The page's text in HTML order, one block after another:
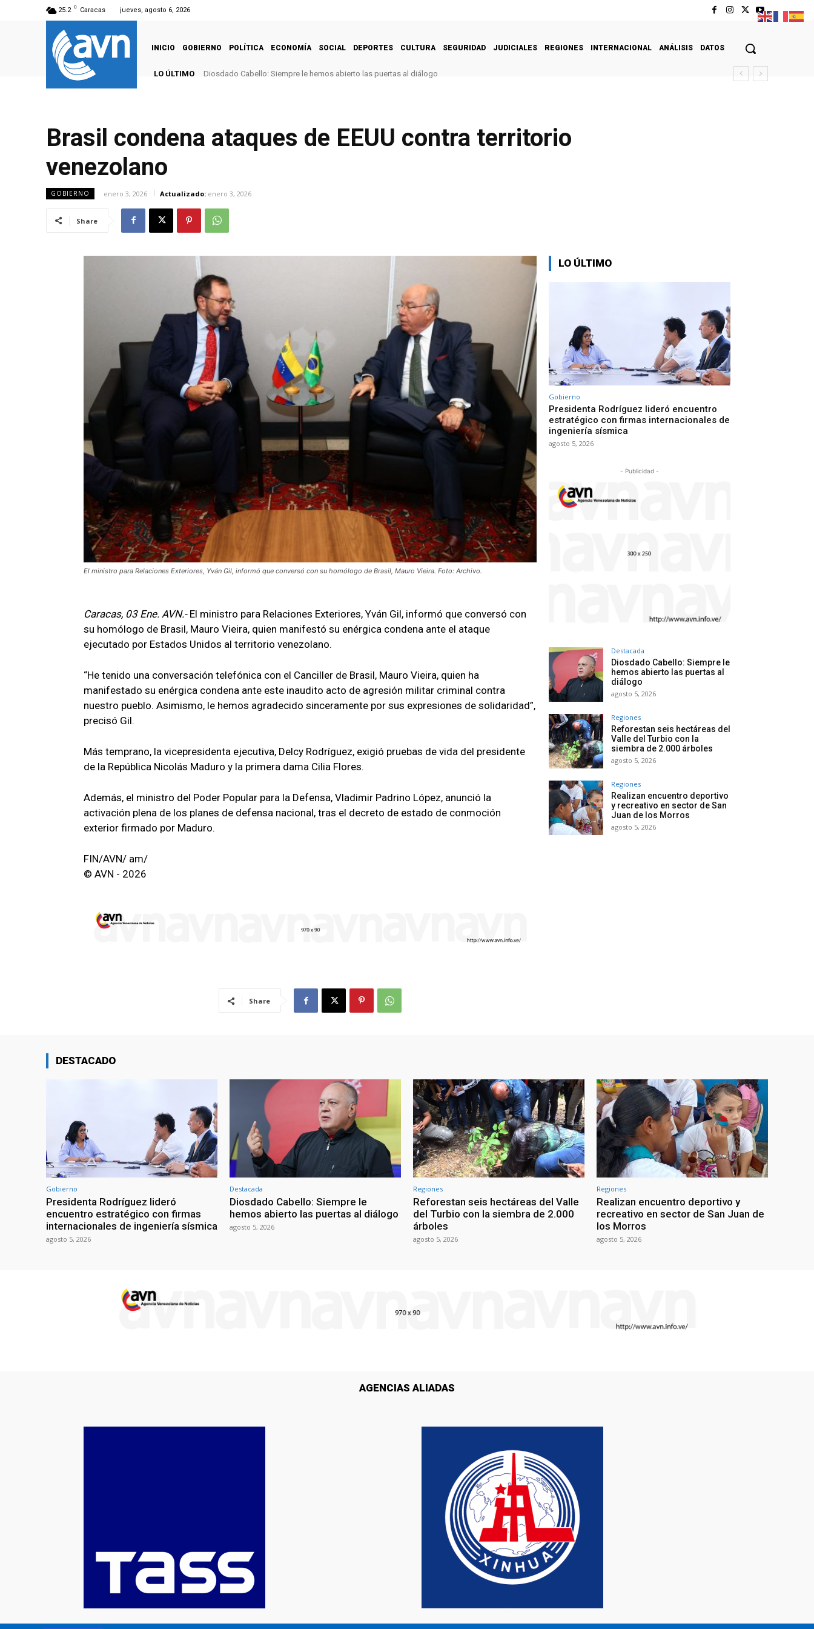
25.2 C Caracas jueves, agosto 6, 2026
INICIO GOBIERNO POLÍTICA ECONOMÍA SOCIAL DEPORTES CULTURA SEGURIDAD JUDICIALES REGIONES INTERNACIONAL ANÁLISIS DATOS
LO ÚLTIMO Diosdado Cabello: Siempre le hemos abierto las puertas al diálogo
Brasil condena ataques de EEUU contra territorio
venezolano
GOBIERNO enero 3, 2026 Actualizado: enero 3, 2026
Share
El ministro para Relaciones Exteriores, Yván Gil, informó que conversó con su homólogo de Brasil, Mauro Vieira. Foto: Archivo.
Caracas, 03 Ene. AVN.- El ministro para Relaciones Exteriores, Yván Gil, informó que conversó con
su homólogo de Brasil, Mauro Vieira, quien manifestó su enérgica condena ante el ataque
ejecutado por Estados Unidos al territorio venezolano.
“He tenido una conversación telefónica con el Canciller de Brasil, Mauro Vieira, quien ha
manifestado su enérgica condena ante este inaudito acto de agresión militar criminal contra
nuestro pueblo. Asimismo, le hemos agradecido sinceramente por sus expresiones de solidaridad”,
precisó Gil.
Más temprano, la vicepresidenta ejecutiva, Delcy Rodríguez, exigió pruebas de vida del presidente
de la República Nicolás Maduro y la primera dama Cilia Flores.
Además, el ministro del Poder Popular para la Defensa, Vladimir Padrino López, anunció la
activación plena de los planes de defensa nacional, tras el decreto de estado de conmoción
exterior firmado por Maduro.
FIN/AVN/ am/
© AVN - 2026
Share
LO ÚLTIMO
Gobierno
Presidenta Rodríguez lideró encuentro
estratégico con firmas internacionales de
ingeniería sísmica
agosto 5, 2026
- Publicidad -
Destacada
Diosdado Cabello: Siempre le
hemos abierto las puertas al
diálogo
agosto 5, 2026
Regiones
Reforestan seis hectáreas del
Valle del Turbio con la
siembra de 2.000 árboles
agosto 5, 2026
Regiones
Realizan encuentro deportivo
y recreativo en sector de San
Juan de los Morros
agosto 5, 2026
DESTACADO
Gobierno
Presidenta Rodríguez lideró
encuentro estratégico con firmas
internacionales de ingeniería sísmica
agosto 5, 2026
Destacada
Diosdado Cabello: Siempre le
hemos abierto las puertas al diálogo
agosto 5, 2026
Regiones
Reforestan seis hectáreas del Valle
del Turbio con la siembra de 2.000
árboles
agosto 5, 2026
Regiones
Realizan encuentro deportivo y
recreativo en sector de San Juan de
los Morros
agosto 5, 2026
AGENCIAS ALIADAS